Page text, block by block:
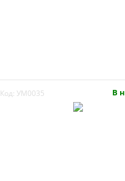
Код: УМ0035 В